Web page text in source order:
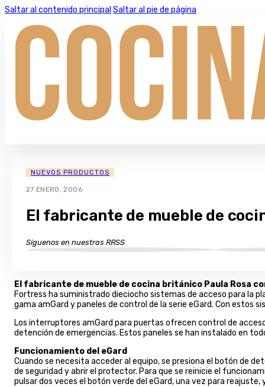
Saltar al contenido principal Saltar al pie de página
NUEVOS PRODUCTOS
27 ENERO, 2006
El fabricante de mueble de
Síguenos en nuestras RRSS
El fabricante de mueble de cocina británico Paula Rosa
Fortress ha suministrado dieciocho sistemas de acceso para la
gama amGard y paneles de control de la serie eGard. Con
Los interruptores amGard para puertas ofrecen control de
detención de emergencias. Estos paneles se han instalado en
Funcionamiento del eGard
Cuando se necesita acceder al equipo, se presiona el botón de
de seguridad y abrir el protector. Para que se reinicie el
pulsar dos veces el botón verde del eGard, una vez para